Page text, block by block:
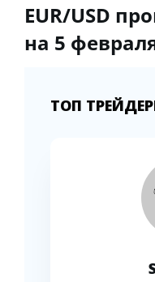
EUR/USD
на 5
ТОП